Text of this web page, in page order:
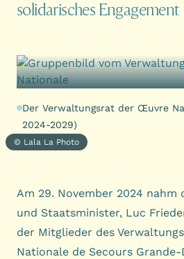
solidarisches Engagement
Der Verwaltungsrat der Œuvre
2024-2029)
© Lala La Photo
Am 29. November 2024 nahm
und Staatsminister, Luc
der Mitglieder des
Nationale de Secours